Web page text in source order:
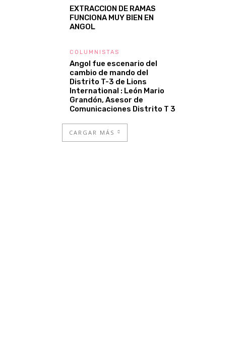
EXTRACCION DE RAMAS
FUNCIONA MUY BIEN EN
ANGOL
COLUMNISTAS
Angol fue escenario del
cambio de mando del
Distrito T-3 de Lions
International : León Mario
Grandón, Asesor de
Comunicaciones Distrito T 3
CARGAR MÁS